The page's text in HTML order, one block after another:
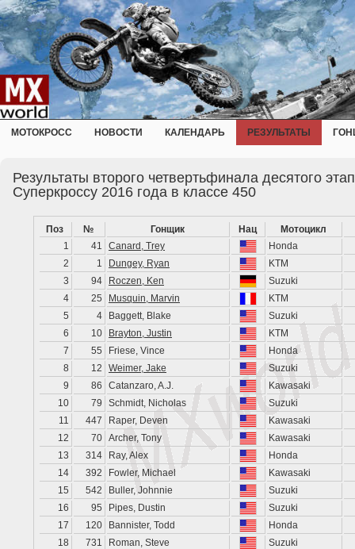
МОТОКРОСС НОВОСТИ КАЛЕНДАРЬ РЕЗУЛЬТАТЫ
Результаты второго четвертьфинала десятого
Суперкроссу 2016 года в классе 450
Поз № Гонщик Нац
Мотоцикл
1
41 Canard, Trey
Honda
2
1 Dungey, Ryan
KTM
3
94 Roczen, Ken
Suzuki
4
25 Musquin, Marvin
KTM
5
4 Baggett, Blake
Suzuki
6
10 Brayton, Justin
KTM
7
55 Friese, Vince
Honda
8
12 Weimer, Jake
Suzuki
9
86 Catanzaro, A.J.
Kawasaki
10
79 Schmidt, Nicholas
Suzuki
11
447 Raper, Deven
Kawasaki
12
70 Archer, Tony
Kawasaki
13
314 Ray, Alex
Honda
14
392 Fowler, Michael
Kawasaki
15
542 Buller, Johnnie
Suzuki
16
95 Pipes, Dustin
Suzuki
17
120 Bannister, Todd
Honda
18
731 Roman, Steve
Suzuki